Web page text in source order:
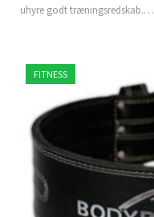
uhyre godt træningsredskab.…
FITNESS